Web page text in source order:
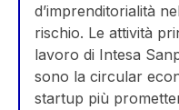
d’imprenditorialità
rischio. Le attività
lavoro di Intesa
sono la circular
startup più